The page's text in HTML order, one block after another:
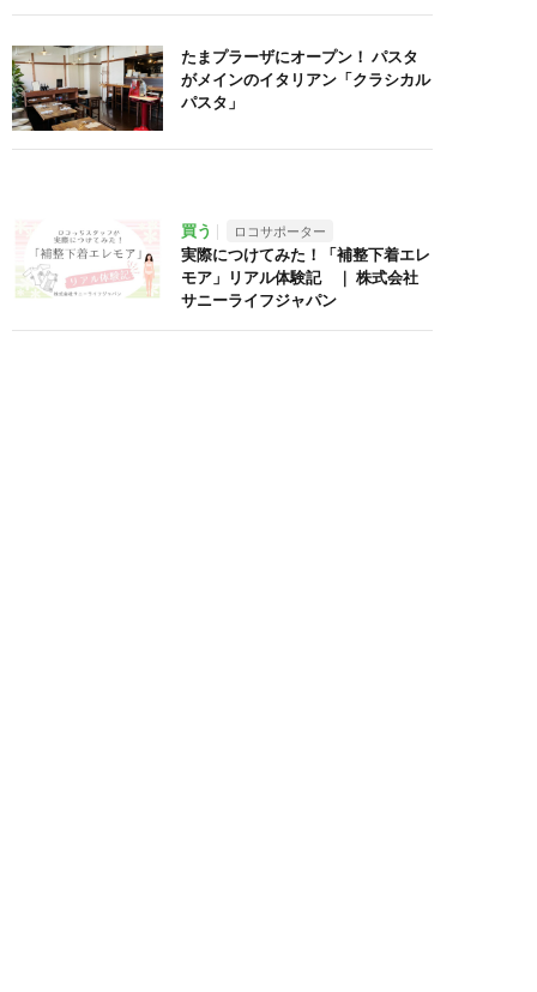
たまプラーザにオープン！ パスタ
がメインのイタリアン「クラシカル
パスタ」
買う ロコサポーター
実際につけてみた！「補整下着エレ
モア」リアル体験記 ｜ 株式会社
サニーライフジャパン